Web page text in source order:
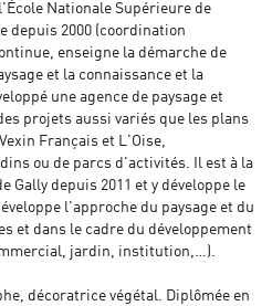
Nationale Supérieure de
depuis 2000 (coordination
enseigne la démarche de
et la connaissance et la
une agence de paysage et
projets aussi variés que les plans
Français et L'Oise,
ou de parcs d'activités. Il est à la
Gally depuis 2011 et y développe le
l'approche du paysage et du
et dans le cadre du développement
jardin, institution,…).
décoratrice végétal. Diplômée en